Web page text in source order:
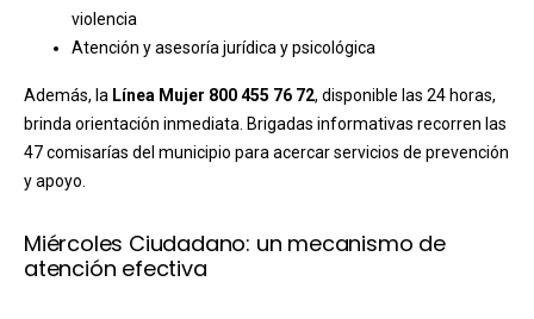
violencia
Atención y asesoría jurídica y psicológica
Además, la Línea Mujer 800 455 76 72, disponible las 24 horas,
brinda orientación inmediata. Brigadas informativas recorren las
47 comisarías del municipio para acercar servicios de prevención
y apoyo.
Miércoles Ciudadano: un mecanismo de
atención efectiva